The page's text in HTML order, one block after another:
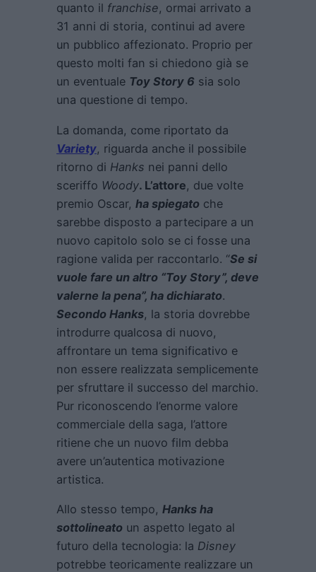
quanto il franchise, ormai arrivato a
31 anni di storia, continui ad avere
un pubblico affezionato. Proprio per
questo molti fan si chiedono già se
un eventuale Toy Story 6 sia solo
una questione di tempo.
La domanda, come riportato da
Variety, riguarda anche il possibile
ritorno di Hanks nei panni dello
sceriffo Woody. L’attore, due volte
premio Oscar, ha spiegato che
sarebbe disposto a partecipare a un
nuovo capitolo solo se ci fosse una
ragione valida per raccontarlo. “Se si
vuole fare un altro “Toy Story”, deve
valerne la pena”, ha dichiarato.
Secondo Hanks, la storia dovrebbe
introdurre qualcosa di nuovo,
affrontare un tema significativo e
non essere realizzata semplicemente
per sfruttare il successo del marchio.
Pur riconoscendo l’enorme valore
commerciale della saga, l’attore
ritiene che un nuovo film debba
avere un’autentica motivazione
artistica.
Allo stesso tempo, Hanks ha
sottolineato un aspetto legato al
futuro della tecnologia: la Disney
potrebbe teoricamente realizzare un